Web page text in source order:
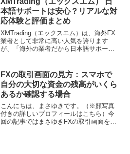
本語サポートは安心？リアルな対
応体験と評価まとめ
XMTrading（エックスエム）は、海外FX
業者として非常に高い人気を誇ります
が、「海外の業者だから日本語サポート
XMTradingは日本語サポートに非常に力
を入れており...
FXの取引画面の見方：スマホで
自分の大切な資金の残高がいくら
あるか確認する場合
こんにちは、まさゆきです。（※顔写真
付きの詳しいプロフィールはこちら）今
回の記事ではまさゆきFXの取引画面を見